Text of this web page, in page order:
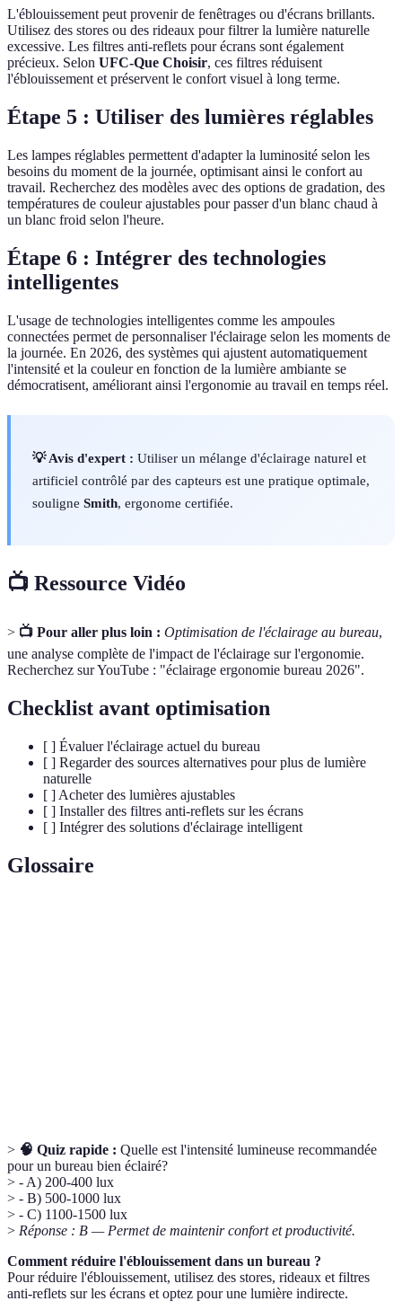
L'éblouissement peut provenir de fenêtrages ou d'écrans brillants.
Utilisez des stores ou des rideaux pour filtrer la lumière naturelle
excessive. Les filtres anti-reflets pour écrans sont également
précieux. Selon UFC-Que Choisir, ces filtres réduisent
l'éblouissement et préservent le confort visuel à long terme.
Étape 5 : Utiliser des lumières réglables
Les lampes réglables permettent d'adapter la luminosité selon les
besoins du moment de la journée, optimisant ainsi le confort au
travail. Recherchez des modèles avec des options de gradation, des
températures de couleur ajustables pour passer d'un blanc chaud à
un blanc froid selon l'heure.
Étape 6 : Intégrer des technologies
intelligentes
L'usage de technologies intelligentes comme les ampoules
connectées permet de personnaliser l'éclairage selon les moments de
la journée. En 2026, des systèmes qui ajustent automatiquement
l'intensité et la couleur en fonction de la lumière ambiante se
démocratisent, améliorant ainsi l'ergonomie au travail en temps réel.
💡 Avis d'expert : Utiliser un mélange d'éclairage naturel et
artificiel contrôlé par des capteurs est une pratique optimale,
souligne Smith, ergonome certifiée.
📺 Ressource Vidéo
> 📺 Pour aller plus loin : Optimisation de l'éclairage au bureau,
une analyse complète de l'impact de l'éclairage sur l'ergonomie.
Recherchez sur YouTube : "éclairage ergonomie bureau 2026".
Checklist avant optimisation
[ ] Évaluer l'éclairage actuel du bureau
[ ] Regarder des sources alternatives pour plus de lumière
naturelle
[ ] Acheter des lumières ajustables
[ ] Installer des filtres anti-reflets sur les écrans
[ ] Intégrer des solutions d'éclairage intelligent
Glossaire
> 🧠 Quiz rapide : Quelle est l'intensité lumineuse recommandée
pour un bureau bien éclairé?
> - A) 200-400 lux
> - B) 500-1000 lux
> - C) 1100-1500 lux
> Réponse : B — Permet de maintenir confort et productivité.
Comment réduire l'éblouissement dans un bureau ?
Pour réduire l'éblouissement, utilisez des stores, rideaux et filtres
anti-reflets sur les écrans et optez pour une lumière indirecte.